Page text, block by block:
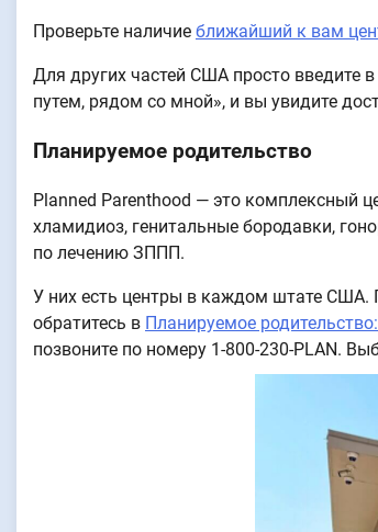
Проверьте наличие ближайший к вам
Для других частей США просто введите
путем, рядом со мной», и вы увидите
Планируемое родительство
Planned Parenthood — это комплексный
хламидиоз, генитальные бородавки,
по лечению ЗППП.
У них есть центры в каждом штате США.
обратитесь в Планируемое
позвоните по номеру 1-800-230-PLAN.